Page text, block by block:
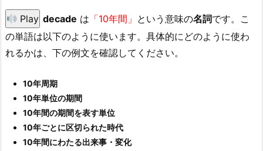
Play decade は 「10年間」 という意味の名詞です。こ
の単語は以下のように使います。具体的にどのように使わ
れるかは、下の例文を確認してください。
10年周期
10年単位の期間
10年間の期間を表す単位
10年ごとに区切られた時代
10年間にわたる出来事・変化